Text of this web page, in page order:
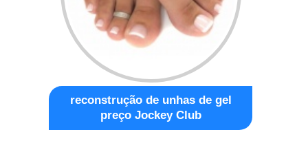
reconstrução de unhas de gel
preço Jockey Club